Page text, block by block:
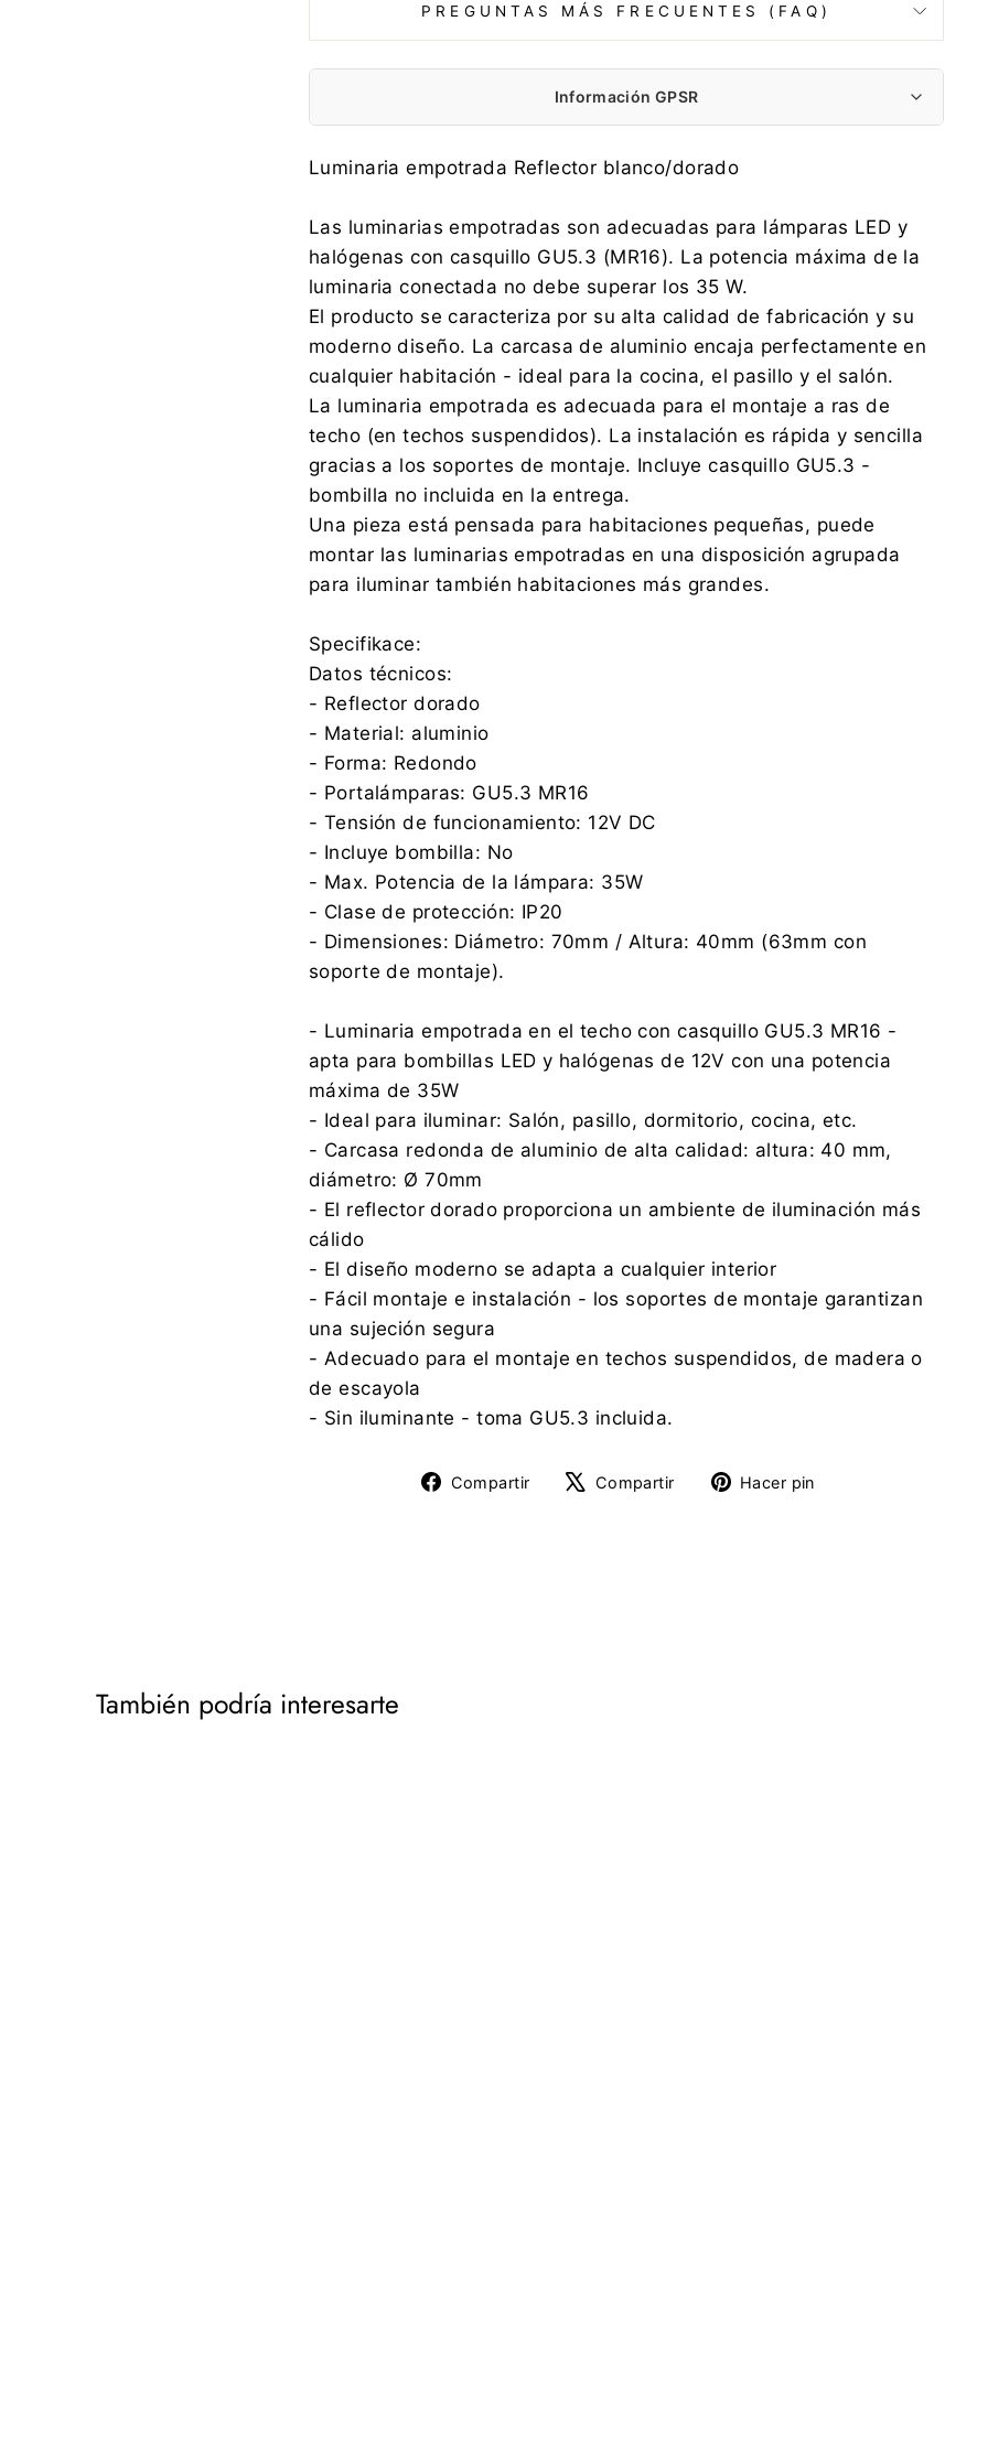
PREGUNTAS MÁS FRECUENTES (FAQ)
Información GPSR
Fabricante:
Centrumelektroniki.EU Sp. z o.o.
Korfantego 7, 42-600 Tarnowskie Góry
+48 32 284 72 22
Importador:
Centrumelektroniki.EU Sp. z o.o.
Korfantego 7, 42-600 Tarnowskie Góry
contact@centrumelektroniki.pl
+48 32 284 72 22
Luminaria empotrada Reflector blanco/dorado
Las luminarias empotradas son adecuadas para lámparas LED y
halógenas con casquillo GU5.3 (MR16). La potencia máxima de la
luminaria conectada no debe superar los 35 W.
El producto se caracteriza por su alta calidad de fabricación y su
moderno diseño. La carcasa de aluminio encaja perfectamente en
cualquier habitación - ideal para la cocina, el pasillo y el salón.
La luminaria empotrada es adecuada para el montaje a ras de
techo (en techos suspendidos). La instalación es rápida y sencilla
gracias a los soportes de montaje. Incluye casquillo GU5.3 -
bombilla no incluida en la entrega.
Una pieza está pensada para habitaciones pequeñas, puede
montar las luminarias empotradas en una disposición agrupada
para iluminar también habitaciones más grandes.
Specifikace:
Datos técnicos:
- Reflector dorado
- Material: aluminio
- Forma: Redondo
- Portalámparas: GU5.3 MR16
- Tensión de funcionamiento: 12V DC
- Incluye bombilla: No
- Max. Potencia de la lámpara: 35W
- Clase de protección: IP20
- Dimensiones: Diámetro: 70mm / Altura: 40mm (63mm con
soporte de montaje).
- Luminaria empotrada en el techo con casquillo GU5.3 MR16 -
apta para bombillas LED y halógenas de 12V con una potencia
máxima de 35W
- Ideal para iluminar: Salón, pasillo, dormitorio, cocina, etc.
- Carcasa redonda de aluminio de alta calidad: altura: 40 mm,
diámetro: Ø 70mm
- El reflector dorado proporciona un ambiente de iluminación más
cálido
- El diseño moderno se adapta a cualquier interior
- Fácil montaje e instalación - los soportes de montaje garantizan
una sujeción segura
- Adecuado para el montaje en techos suspendidos, de madera o
de escayola
- Sin iluminante - toma GU5.3 incluida.
Compartir
Compartir
Compartir
TuitearHacer pin
También podría interesarte